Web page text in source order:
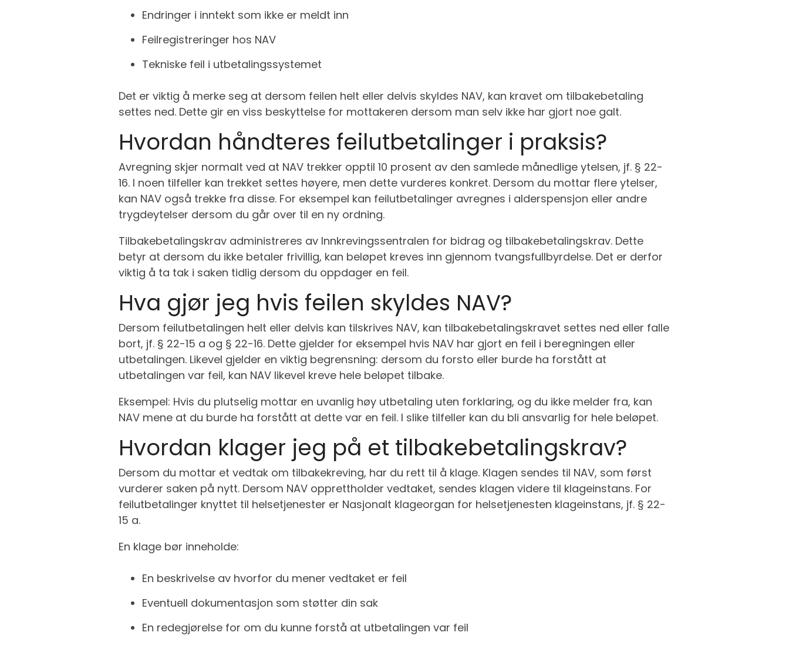
Endringer i inntekt som ikke er meldt inn
Feilregistreringer hos NAV
Tekniske feil i utbetalingssystemet
Det er viktig å merke seg at dersom feilen helt eller delvis skyldes NAV, kan kravet om tilbakebetaling
settes ned. Dette gir en viss beskyttelse for mottakeren dersom man selv ikke har gjort noe galt.
Hvordan håndteres feilutbetalinger i praksis?
Avregning skjer normalt ved at NAV trekker opptil 10 prosent av den samlede månedlige ytelsen, jf. § 22-
16. I noen tilfeller kan trekket settes høyere, men dette vurderes konkret. Dersom du mottar flere ytelser,
kan NAV også trekke fra disse. For eksempel kan feilutbetalinger avregnes i alderspensjon eller andre
trygdeytelser dersom du går over til en ny ordning.
Tilbakebetalingskrav administreres av Innkrevingssentralen for bidrag og tilbakebetalingskrav. Dette
betyr at dersom du ikke betaler frivillig, kan beløpet kreves inn gjennom tvangsfullbyrdelse. Det er derfor
viktig å ta tak i saken tidlig dersom du oppdager en feil.
Hva gjør jeg hvis feilen skyldes NAV?
Dersom feilutbetalingen helt eller delvis kan tilskrives NAV, kan tilbakebetalingskravet settes ned eller falle
bort, jf. § 22-15 a og § 22-16. Dette gjelder for eksempel hvis NAV har gjort en feil i beregningen eller
utbetalingen. Likevel gjelder en viktig begrensning: dersom du forsto eller burde ha forstått at
utbetalingen var feil, kan NAV likevel kreve hele beløpet tilbake.
Eksempel: Hvis du plutselig mottar en uvanlig høy utbetaling uten forklaring, og du ikke melder fra, kan
NAV mene at du burde ha forstått at dette var en feil. I slike tilfeller kan du bli ansvarlig for hele beløpet.
Hvordan klager jeg på et tilbakebetalingskrav?
Dersom du mottar et vedtak om tilbakekreving, har du rett til å klage. Klagen sendes til NAV, som først
vurderer saken på nytt. Dersom NAV opprettholder vedtaket, sendes klagen videre til klageinstans. For
feilutbetalinger knyttet til helsetjenester er Nasjonalt klageorgan for helsetjenesten klageinstans, jf. § 22-
15 a.
En klage bør inneholde:
En beskrivelse av hvorfor du mener vedtaket er feil
Eventuell dokumentasjon som støtter din sak
En redegjørelse for om du kunne forstå at utbetalingen var feil